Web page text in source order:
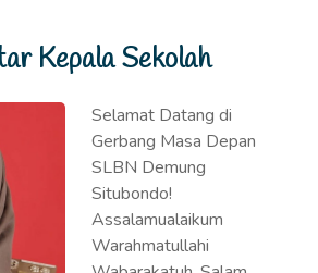
UMI WAROKA,
SLBN Demung Situbondo. Saya
amanah yang dipercayakan, dan
sebagai Kepala Sekolah
saya, SLBN Demung bukan
melainkan sebuah "Kubah
tempat setiap peserta didik